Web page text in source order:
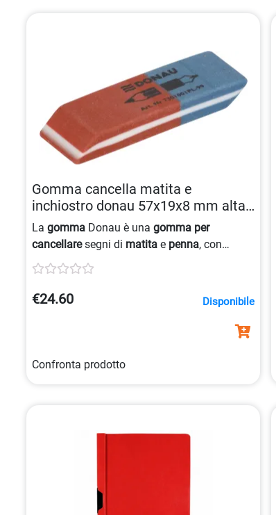
Gomma cancella matita e
inchiostro donau 57x19x8 mm alta
qualità 5901498021933
La gomma Donau è una gomma per
cancellaresegni di matita e penna, con
versionedouble-face
e latobluper l’
€24.60 Disponibile
Confronta prodotto